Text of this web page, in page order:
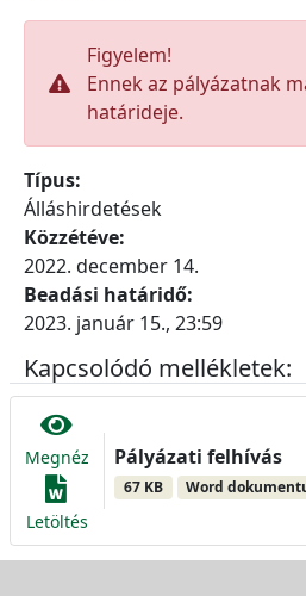
Figyelem!
Ennek az pályázatnak
határideje.
Típus:
Álláshirdetések
Közzétéve:
2022. december 14.
Beadási határidő:
2023. január 15., 23:59
Kapcsolódó mellékletek:
Megnéz
Letöltés
Pályázati felhívás
67 KB Word